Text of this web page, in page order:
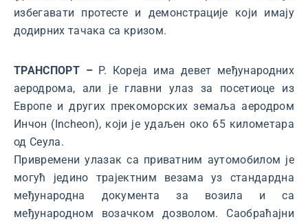
избегавати протесте и демонстрације који имају
додирних тачака са кризом.
ТРАНСПОРТ – Р. Кореја има девет међународних
аеродрома, али је главни улаз за посетиоце из
Европе и других прекоморских земаља аеродром
Инчон (Incheon), који је удаљен око 65 километара
од Сеула.
Привремени улазак са приватним аутомобилом је
могућ једино трајектним везама уз стандардна
међународна документа за возила и cа
међународном возачком дозволом. Саобраћајни